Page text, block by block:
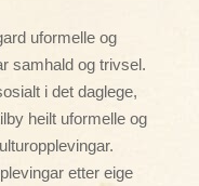
uformelle og
samhald og trivsel.
i det daglege,
heilt uformelle og
etter eige